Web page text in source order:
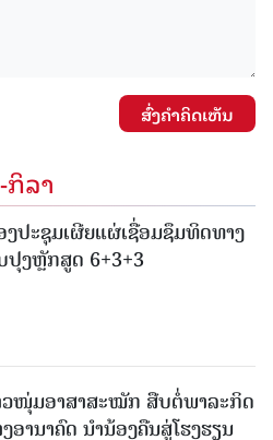
ສົ່ງຄໍາຄິດເຫັນ
ລາ
ປະຊຸມເຜີຍແຜ່ເຊື່ອມຊຶມທິດທາງ
ປຸງຫຼັກສູດ 6+3+3
ວໜຸ່ມອາສາສະໝັກ ສືບຕໍ່ພາລະກິດ
ອານາຄົດ ນໍານ້ອງຄືນສູ່ໂຮງຮຽນ